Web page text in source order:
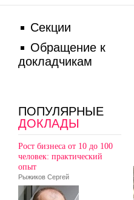
Секции
Обращение к
докладчикам
ПОПУЛЯРНЫЕ
ДОКЛАДЫ
Рост бизнеса от 10 до 100
человек: практический
опыт
Рыжиков Сергей